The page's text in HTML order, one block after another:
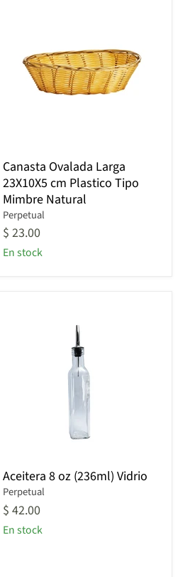
Ovalada
Larga
23X10X5
cm
Plastico
Tipo
Mimbre
Canasta Ovalada Larga
23X10X5 cm Plastico Tipo
Mimbre Natural
Perpetual
$ 23.00
En stock
Aceitera
8
oz
(236ml)
Vidrio
Aceitera 8 oz (236ml) Vidrio
Perpetual
$ 42.00
En stock